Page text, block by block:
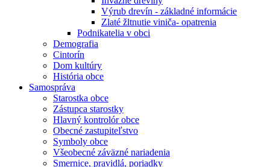
Výrub drevín - základné informácie
Zlaté žltnutie viniča- opatrenia
Podnikatelia v obci
Demografia
Cintorín
Dom kultúry
História obce
Samospráva
Starostka obce
Zástupca starostky
Hlavný kontrolór obce
Obecné zastupiteľstvo
Symboly obce
Všeobecné záväzné nariadenia
Smernice, pravidlá, poriadky